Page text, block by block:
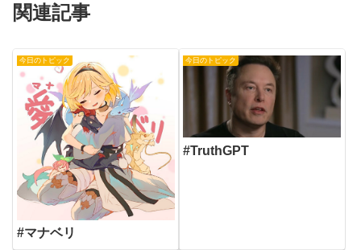
関連記事
今日のトピック
#マナベリ
今日のトピック
#TruthGPT